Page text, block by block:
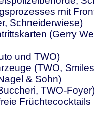
mit
Schneiderwiese)
(Gerry
und TWO)
(TWO,
& Sohn)
TWO-
Früchtecocktails